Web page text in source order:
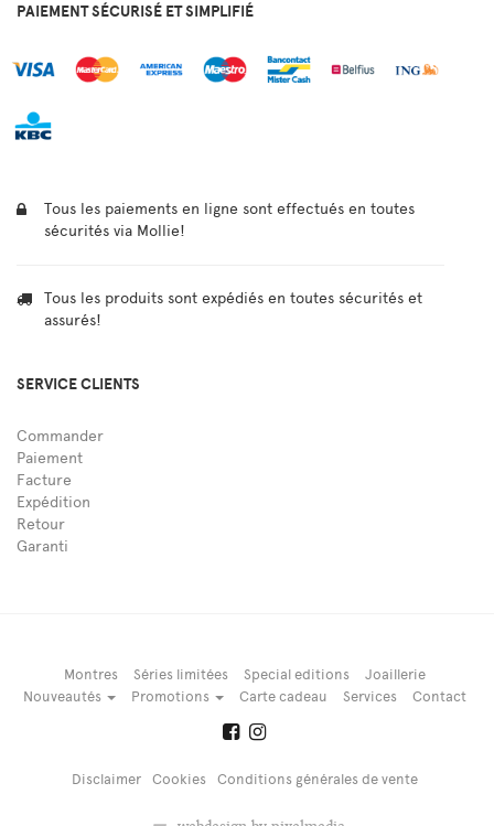
PAIEMENT SÉCURISÉ ET SIMPLIFIÉ
Tous les paiements en ligne sont effectués en toutes
sécurités via Mollie!
Tous les produits sont expédiés en toutes sécurités et
assurés!
SERVICE CLIENTS
Commander
Paiement
Facture
Expédition
Retour
Garanti
Montres Séries limitées Special editions
Joaillerie
Nouveautés
Promotions Carte cadeau Services Contact
Disclaimer Cookies Conditions générales de vente